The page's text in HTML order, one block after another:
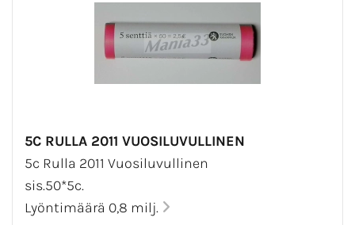
5C RULLA 2011 VUOSILUVULLINEN
5c Rulla 2011 Vuosiluvullinen
sis.50*5c.
Lyöntimäärä 0,8 milj.